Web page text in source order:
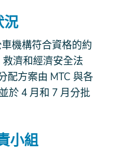
況
機構符合資格的約
濟和經濟安全法
配方案由 MTC 與各
於 4 月和 7 月分批
小組